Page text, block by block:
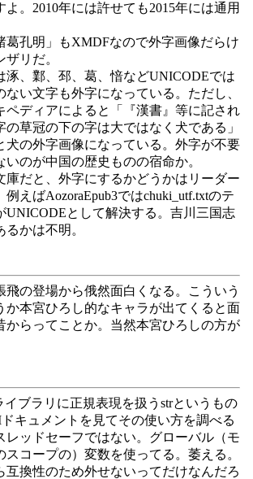
。2010年には許せても2015年には通用
孔明」もXMDFなので外字画像だらけ
リだ。
、鄴、邳、葛、愔などUNICODEでは
い文字も外字になっている。ただし、
ペディアによると「『漢書』等に記され
草冠の下の字は大ではなく犬である」
犬の外字画像になっている。外字が不要
いのが中国の歴史ものの宿命か。
だと、外字にするかどうかはリーダー
えばAozoraEpub3ではchuki_utf.txtのテ
UNICODEとして解決する。吉川三国志
かは不明。
の登場から俄然面白くなる。こういう
か本宮ひろし的なキャラが出てくると面
からってことか。当然本宮ひろしの方が
ブラリに正規表現を扱うstrというもの
キュメントを見てその使い方を調べる
レッドセーフではない。グローバル（モ
スコープの）変数を使ってる。萎える。
互換性のため外せないってだけなんだろ